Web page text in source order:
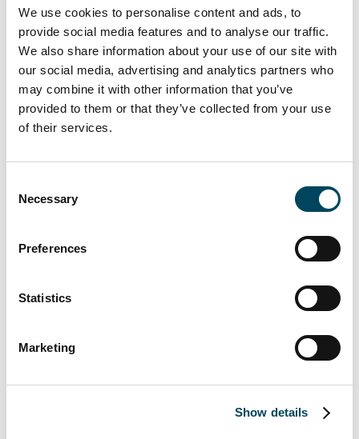
We use cookies to personalise content and ads, to
provide social media features and to analyse our traffic.
We also share information about your use of our site with
our social media, advertising and analytics partners who
may combine it with other information that you’ve
provided to them or that they’ve collected from your use
of their services.
Selection
Necessary
Preferences
Statistics
Marketing
Show details
Wohlfühlen ermöglichen. Dies binden wir im
Projekt Grand Central Düsseldorf wie auch
in allen Quartiersentwicklung, z.B. unser
Projekt Mönchengladbach City-Ost ein“,
ergänzt Klaus Franken.
In der Zeit bis zum Baubeginn hat Catella
So konnten bereits über 60.000 Besucher
Charakter zeigt, der in das künfitge Projekt
Über das Projekt Grand Central
Düsseldorf
Mit dem Projekt „Grand Central“ entstehen